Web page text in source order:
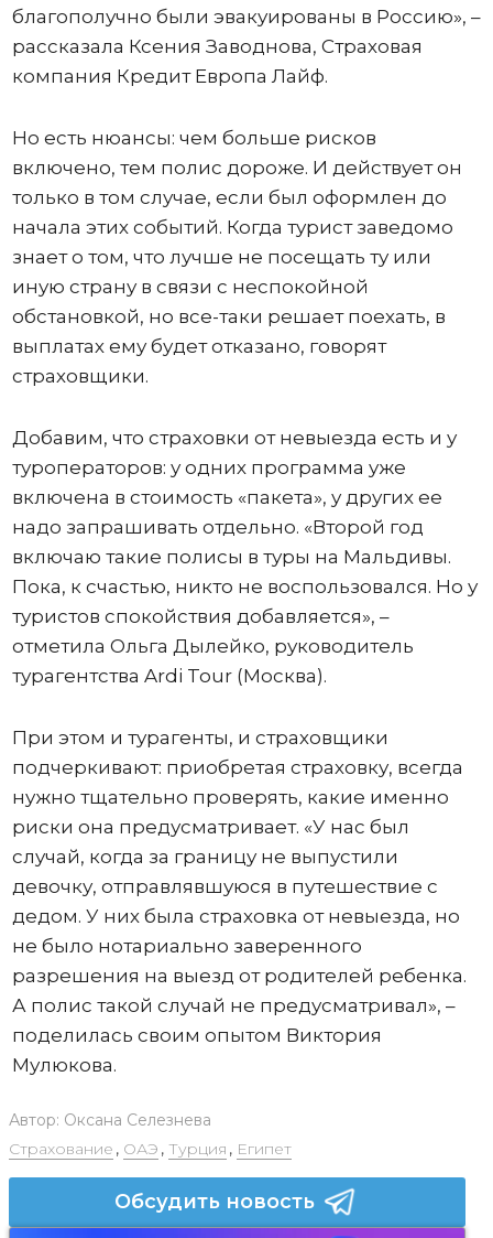
благополучно были эвакуированы в Россию», –
рассказала Ксения Заводнова, Страховая
компания Кредит Европа Лайф.
Но есть нюансы: чем больше рисков
включено, тем полис дороже. И действует он
только в том случае, если был оформлен до
начала этих событий. Когда турист заведомо
знает о том, что лучше не посещать ту или
иную страну в связи с неспокойной
обстановкой, но все-таки решает поехать, в
выплатах ему будет отказано, говорят
страховщики.
Добавим, что страховки от невыезда есть и у
туроператоров: у одних программа уже
включена в стоимость «пакета», у других ее
надо запрашивать отдельно. «Второй год
включаю такие полисы в туры на Мальдивы.
Пока, к счастью, никто не воспользовался. Но у
туристов спокойствия добавляется», –
отметила Ольга Дылейко, руководитель
турагентства Ardi Tour (Москва).
При этом и турагенты, и страховщики
подчеркивают: приобретая страховку, всегда
нужно тщательно проверять, какие именно
риски она предусматривает. «У нас был
случай, когда за границу не выпустили
девочку, отправлявшуюся в путешествие с
дедом. У них была страховка от невыезда, но
не было нотариально заверенного
разрешения на выезд от родителей ребенка.
А полис такой случай не предусматривал», –
поделилась своим опытом Виктория
Мулюкова.
Автор: Оксана Селезнева
Страхование , ОАЭ , Турция , Египет
Обсудить новость